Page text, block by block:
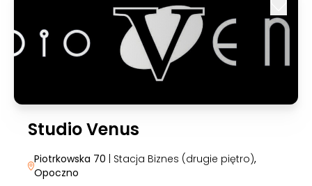
Studio Venus
Piotrkowska 70 | Stacja Biznes (drugie piętro),
Opoczno